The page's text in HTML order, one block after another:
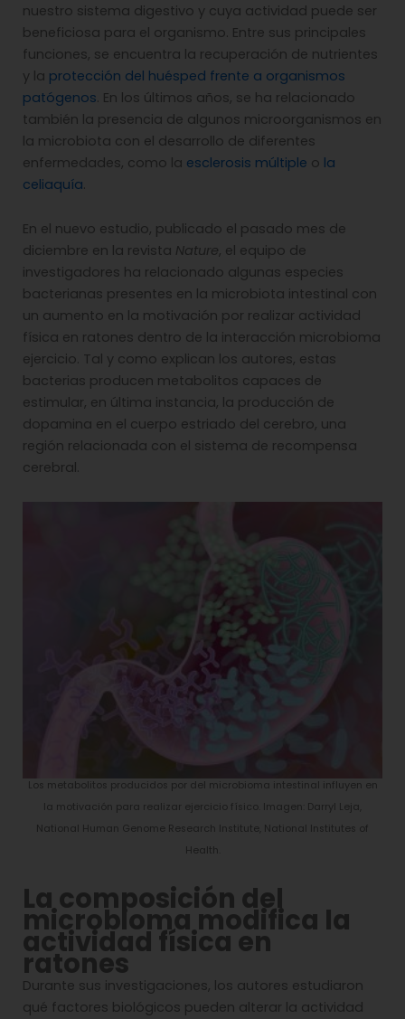
nuestro sistema digestivo y cuya actividad puede ser
beneficiosa para el organismo. Entre sus principales
funciones, se encuentra la recuperación de nutrientes
y la protección del huésped frente a organismos
patógenos. En los últimos años, se ha relacionado
también la presencia de algunos microorganismos en
la microbiota con el desarrollo de diferentes
enfermedades, como la esclerosis múltiple o la
celiaquía.
En el nuevo estudio, publicado el pasado mes de
diciembre en la revista Nature, el equipo de
investigadores ha relacionado algunas especies
bacterianas presentes en la microbiota intestinal con
un aumento en la motivación por realizar actividad
física en ratones dentro de la interacción microbioma
ejercicio. Tal y como explican los autores, estas
bacterias producen metabolitos capaces de
estimular, en última instancia, la producción de
dopamina en el cuerpo estriado del cerebro, una
región relacionada con el sistema de recompensa
cerebral.
Los metabolitos producidos por del microbioma intestinal influyen en
la motivación para realizar ejercicio físico. Imagen: Darryl Leja,
National Human Genome Research Institute, National Institutes of
Health.
La composición del
microbioma modifica la
actividad física en
ratones
Durante sus investigaciones, los autores estudiaron
qué factores biológicos pueden alterar la actividad